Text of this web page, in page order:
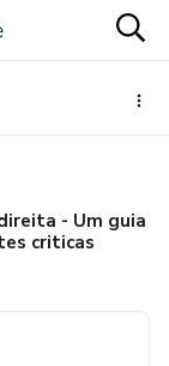
- Um guia
criticas